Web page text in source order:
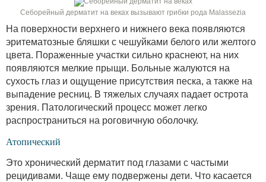
Себорейный дерматит на веках вызывают грибки рода Malassezia
На поверхности верхнего и нижнего века появляются
эритематозные бляшки с чешуйками белого или желтого
цвета. Пораженные участки сильно краснеют, на них
появляются мелкие прыщи. Больные жалуются на
сухость глаз и ощущение присутствия песка, а также на
выпадение ресниц. В тяжелых случаях падает острота
зрения. Патологический процесс может легко
распространиться на роговичную оболочку.
Атопический
Это хронический дерматит под глазами с частыми
рецидивами. Чаще ему подвержены дети. Что касается